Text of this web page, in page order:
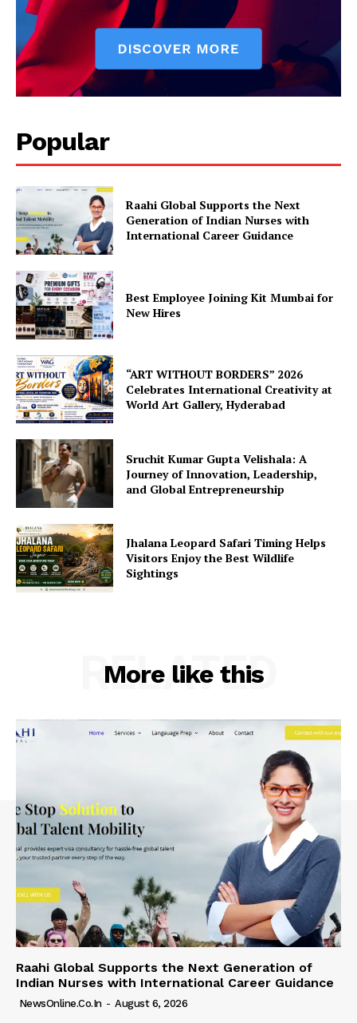
Popular
Raahi Global Supports the Next
Generation of Indian Nurses with
International Career Guidance
Best Employee Joining Kit Mumbai for
New Hires
“ART WITHOUT BORDERS” 2026
Celebrates International Creativity at
World Art Gallery, Hyderabad
Sruchit Kumar Gupta Velishala: A
Journey of Innovation, Leadership,
and Global Entrepreneurship
Jhalana Leopard Safari Timing Helps
Visitors Enjoy the Best Wildlife
Sightings
More like this
RELATED
Raahi Global Supports the Next Generation of
Indian Nurses with International Career Guidance
NewsOnline.co.in - August 6, 2026